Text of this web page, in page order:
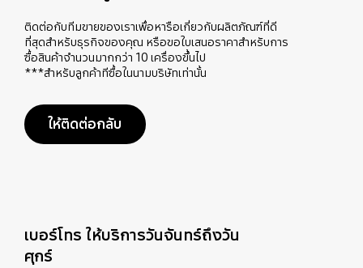
ติดต่อกับทีมขายของเราเพื่อหารือเกี่ยวกับผลิตภัณฑ์ที่ดี
ที่สุดสำหรับธุรกิจของคุณ หรือขอใบเสนอราคาสำหรับการ
ซื้อสินค้าจำนวนมากกว่า 10 เครื่องขึ้นไป
***สำหรับลูกค้าทีซื้อในนามบริษัทเท่านั้น
ให้ติดต่อกลับ
เบอร์โทร ให้บริการวันจันทร์ถึงวัน
ศุกร์